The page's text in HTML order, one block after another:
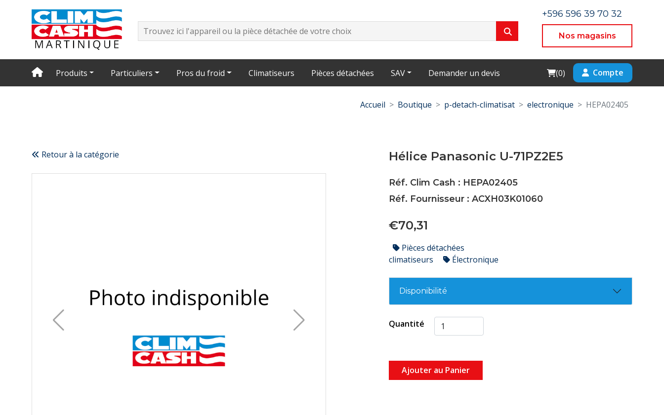
+596 596 39 70 32
Nos magasins
Produits Particuliers Pros du froid Climatiseurs Pièces détachées SAV Demander un devis Cart
(0) Compte
Accueil Boutique p-detach-climatisat electronique HEPA02405
Retour à la catégorie Hélice Panasonic U-71PZ2E5
Réf. Clim Cash : HEPA02405
Réf. Fournisseur : ACXH03K01060
€70,31
Pièces détachées
climatiseurs
Électronique
Disponibilité
Quantité
Ajouter au Panier